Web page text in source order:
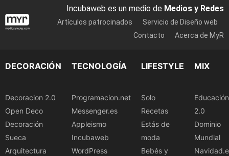
Incubaweb es un medio de Medios y Redes
Artículos patrocinados
Servicio de Diseño web
Contacto
Acerca de MyR
DECORACIÓN
Decoracion 2.0
Open Deco
Decoración
Sueca
Arquitectura
TECNOLOGÍA
Programacion.net
Messenger.es
Appleismo
Incubaweb
WordPress
LIFESTYLE
Solo
Recetas
Estás de
moda
Bebés y
MIX
Educación
2.0
Dominio
Mundial